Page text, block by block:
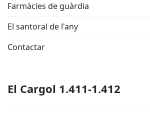
Farmàcies de guàrdia
El santoral de l'any
Contactar
El Cargol 1.411-1.412